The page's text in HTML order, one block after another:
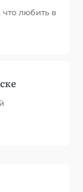
любить в